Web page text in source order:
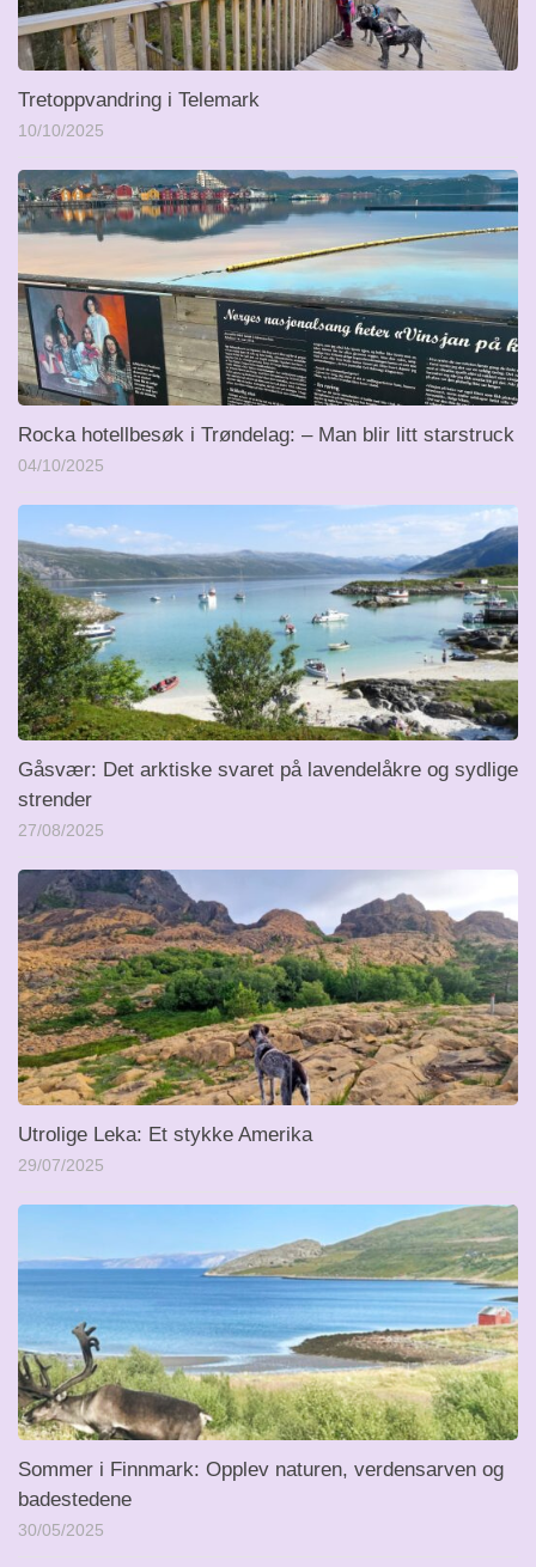
Tretoppvandring i Telemark
10/10/2025
Rocka hotellbesøk i Trøndelag: – Man blir litt starstruck
04/10/2025
Gåsvær: Det arktiske svaret på lavendelåkre og sydlige
strender
27/08/2025
Utrolige Leka: Et stykke Amerika
29/07/2025
Sommer i Finnmark: Opplev naturen, verdensarven og
badestedene
30/05/2025